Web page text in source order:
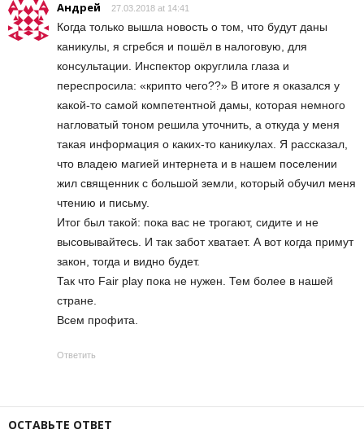
Андрей 27.03.2018 at 14:41
Когда только вышла новость о том, что будут даны
каникулы, я сгребся и пошёл в налоговую, для
консультации. Инспектор округлила глаза и
переспросила: «крипто чего??» В итоге я оказался у
какой-то самой компетентной дамы, которая немного
нагловатый тоном решила уточнить, а откуда у меня
такая информация о каких-то каникулах. Я рассказал,
что владею магией интернета и в нашем поселении
жил священник с большой земли, который обучил меня
чтению и письму.
Итог был такой: пока вас не трогают, сидите и не
высовывайтесь. И так забот хватает. А вот когда примут
закон, тогда и видно будет.
Так что Fair play пока не нужен. Тем более в нашей
стране.
Всем профита.
Ответить
ОСТАВЬТЕ ОТВЕТ